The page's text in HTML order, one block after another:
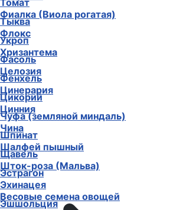
Фиалка (Виола рогатая)
Флокс
Хризантема
Целозия
Цинерария
Цинния
Чина
Шалфей пышный
Шток-роза (Мальва)
Эхинацея
Эшшольция
Томат
Тыква
Укроп
Фасоль
Фенхель
Цикорий
Чуфа (земляной миндаль)
Шпинат
Щавель
Эстрагон
Весовые семена овощей